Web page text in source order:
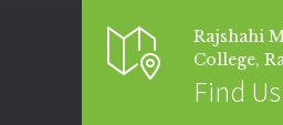
এনওসি-আবুল বাসার মোঃ মাহবুবুল
নিউরোমেডিসিন , রাজশাহী মেডিকেল
Rajshahi
College,
Find